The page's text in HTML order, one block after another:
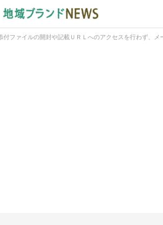
ファイルの開封や記載ＵＲＬへのアクセスを行わず、メ